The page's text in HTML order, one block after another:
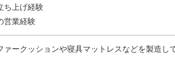
ち上げ経験
営業経験
ークッションや寝具マットレスなどを製造し